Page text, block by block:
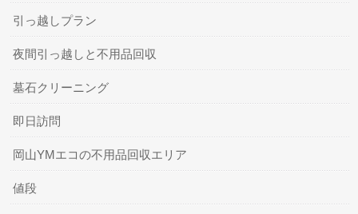
引っ越しプラン
夜間引っ越しと不用品回収
墓石クリーニング
即日訪問
岡山YMエコの不用品回収エリア
値段